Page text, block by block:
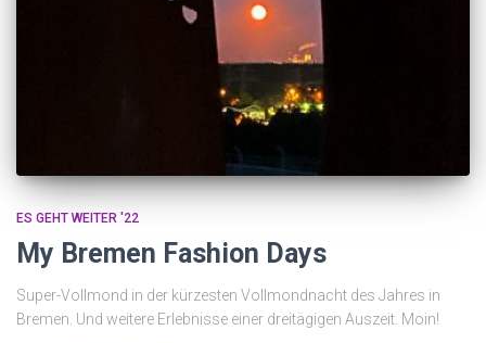
ES GEHT WEITER '22
My Bremen Fashion Days
Super-Vollmond in der kürzesten Vollmondnacht des Jahres in
Bremen. Und weitere Erlebnisse einer dreitägigen Auszeit. Moin!